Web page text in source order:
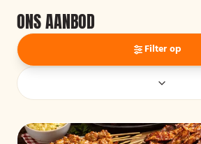
ONS AANBOD
Filter op